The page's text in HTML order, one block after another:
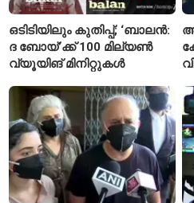
ഒടിടിയിലും കുതിപ്പ്; ‘ബാലൻ:
ദ ബോയ്’ക്ക് 100 മില്യൺ
വ്യൂയിങ് മിനിറ്റുകൾ